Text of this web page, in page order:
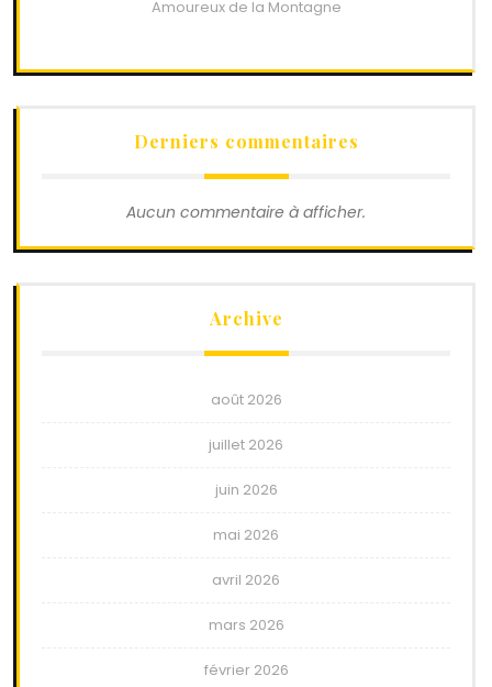
Amoureux de la Montagne
Derniers commentaires
Aucun commentaire à afficher.
Archive
août 2026
juillet 2026
juin 2026
mai 2026
avril 2026
mars 2026
février 2026